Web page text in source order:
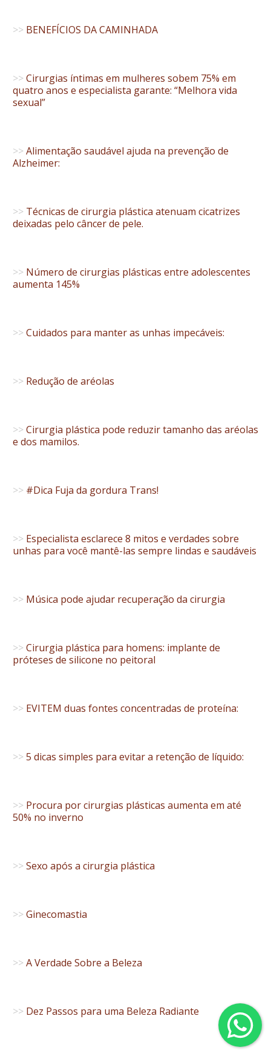
>> BENEFÍCIOS DA CAMINHADA
>> Cirurgias íntimas em mulheres sobem 75% em
quatro anos e especialista garante: “Melhora vida
sexual”
>> Alimentação saudável ajuda na prevenção de
Alzheimer:
>> Técnicas de cirurgia plástica atenuam cicatrizes
deixadas pelo câncer de pele.
>> Número de cirurgias plásticas entre adolescentes
aumenta 145%
>> Cuidados para manter as unhas impecáveis:
>> Redução de aréolas
>> Cirurgia plástica pode reduzir tamanho das aréolas
e dos mamilos.
>> #‎Dica‬ Fuja da gordura Trans!
>> Especialista esclarece 8 mitos e verdades sobre
unhas para você mantê-las sempre lindas e saudáveis
>> Música pode ajudar recuperação da cirurgia
>> Cirurgia plástica para homens: implante de
próteses de silicone no peitoral
>> EVITEM duas fontes concentradas de proteína:
>> 5 dicas simples para evitar a retenção de líquido:
>> Procura por cirurgias plásticas aumenta em até
50% no inverno
>> Sexo após a cirurgia plástica
>> Ginecomastia
>> A Verdade Sobre a Beleza
>> Dez Passos para uma Beleza Radiante